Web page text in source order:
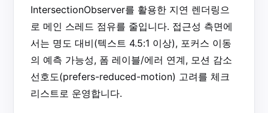
IntersectionObserver를 활용한 지연 렌더링으
로 메인 스레드 점유를 줄입니다. 접근성 측면에
서는 명도 대비(텍스트 4.5:1 이상), 포커스 이동
의 예측 가능성, 폼 레이블/에러 연계, 모션 감소
선호도(prefers-reduced-motion) 고려를 체크
리스트로 운영합니다.